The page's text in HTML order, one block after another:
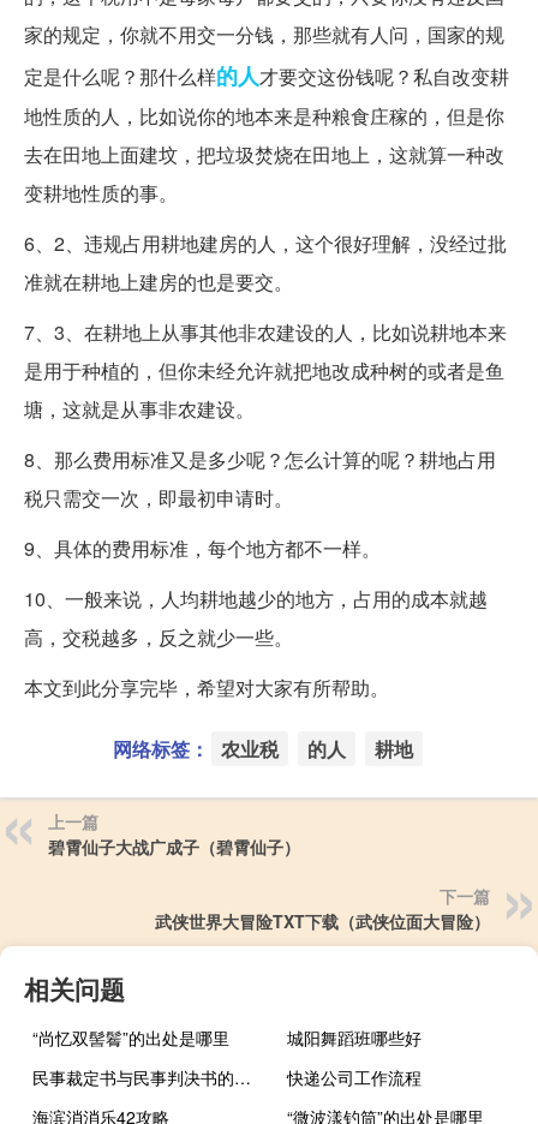
家的规定，你就不用交一分钱，那些就有人问，国家的规
定是什么呢？那什么样的人才要交这份钱呢？私自改变耕
地性质的人，比如说你的地本来是种粮食庄稼的，但是你
去在田地上面建坟，把垃圾焚烧在田地上，这就算一种改
变耕地性质的事。
6、2、违规占用耕地建房的人，这个很好理解，没经过批
准就在耕地上建房的也是要交。
7、3、在耕地上从事其他非农建设的人，比如说耕地本来
是用于种植的，但你未经允许就把地改成种树的或者是鱼
塘，这就是从事非农建设。
8、那么费用标准又是多少呢？怎么计算的呢？耕地占用
税只需交一次，即最初申请时。
9、具体的费用标准，每个地方都不一样。
10、一般来说，人均耕地越少的地方，占用的成本就越
高，交税越多，反之就少一些。
本文到此分享完毕，希望对大家有所帮助。
网络标签： 农业税 的人 耕地
上一篇
碧霄仙子大战广成子（碧霄仙子）
下一篇
武侠世界大冒险TXT下载（武侠位面大冒险）
相关问题
“尚忆双髻鬌”的出处是哪里
城阳舞蹈班哪些好
民事裁定书与民事判决书的区别是什么（民事裁定书与民事判决书的区别）
快递公司工作流程
海滨消消乐42攻略
“微波漾钓筒”的出处是哪里